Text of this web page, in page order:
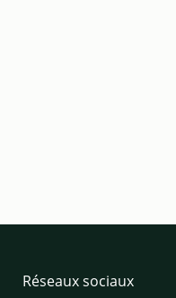
Réseaux sociaux